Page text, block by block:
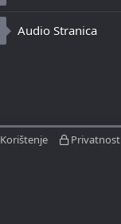
Audio Stranica
Korištenje Privatnost